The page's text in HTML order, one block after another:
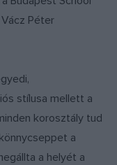
Péter
stílusa mellett a
korosztály tud
a
a helyét a